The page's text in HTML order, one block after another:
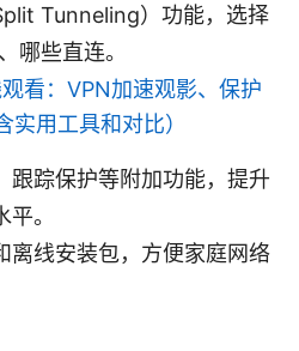
Tunneling）功能，选择
哪些直连。
看：VPN加速观影、保护
实用工具和对比）
跟踪保护等附加功能，提升
。
离线安装包，方便家庭网络